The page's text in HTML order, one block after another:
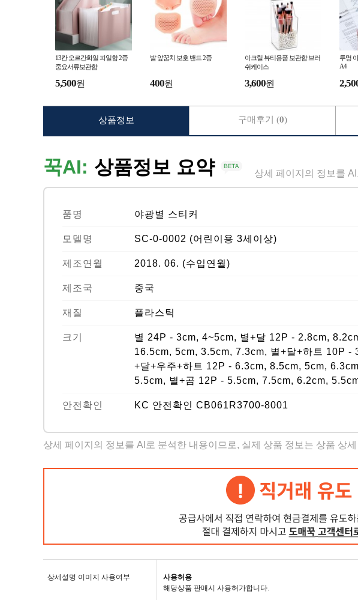
13칸 오르간화일 파일함 2종
중요서류보관함
5,500원
발 앞꿈치 보호 밴드 2종
400원
아크릴 뷰티용품 보관함 브러
쉬케이스
3,600원
투명
A4
꾹AI: 상품정보 요약 상세 페이지의 정보를
품명 야광별 스티커
모델명 SC-0-0002 (어린이용 3세이상)
제조연월 2018. 06. (수입연월)
제조국 중국
재질 플라스틱
크기
별 24P - 3cm, 4~5cm, 별+달 12P - 2.8cm,
16.5cm, 5cm, 3.5cm, 7.3cm, 별+달+하트 10P
+달+우주+하트 12P - 6.3cm, 8.5cm, 5cm,
5.5cm, 별+곰 12P - 5.5cm, 7.5cm, 6.2cm,
안전확인 KC 안전확인 CB061R3700-8001
상세 페이지의 정보를 AI로 분석한 내용이므로, 실제 상품 정보는 상품 상
상세설명 이미지 사용여부
사용허용
해당상품 판매시 사용허가합니다.
상품정보 구매후기 (0)